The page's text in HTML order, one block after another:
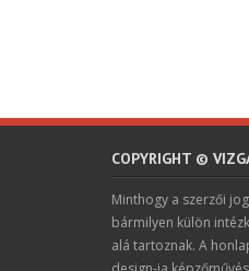
COPYRIGHT ©
Minthogy a szerzői
bármilyen külön
alá tartoznak. A